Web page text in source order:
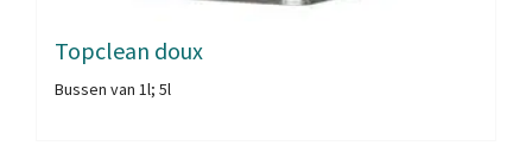
Topclean doux
Bussen van 1l; 5l